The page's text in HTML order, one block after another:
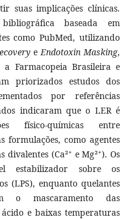
suas implicações clínicas.
baseada em
como PubMed, utilizando
e Endotoxin Masking,
Farmacopeia Brasileira e
priorizados estudos dos
por referências
indicaram que o LER é
físico-químicas entre
formulações, como agentes
(Ca²⁺ e Mg²⁺). Os
estabilizador sobre os
(LPS), enquanto quelantes
o mascaramento das
e baixas temperaturas